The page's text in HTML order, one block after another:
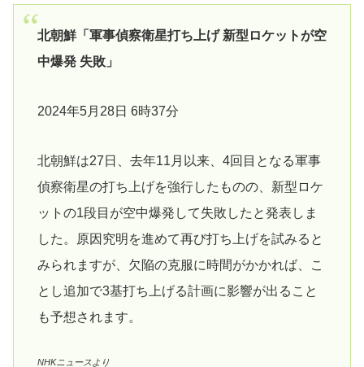
北朝鮮「軍事偵察衛星打ち上げ 新型ロケットが空
中爆発 失敗」
2024年5月28日 6時37分
北朝鮮は27日、去年11月以来、4回目となる軍事
偵察衛星の打ち上げを強行したものの、新型ロケ
ットの1段目が空中爆発して失敗したと発表しま
した。原因究明を進めて再び打ち上げを試みると
みられますが、欠陥の克服に時間がかかれば、こ
とし追加で3基打ち上げる計画に影響が出ること
も予想されます。
NHKニュースより